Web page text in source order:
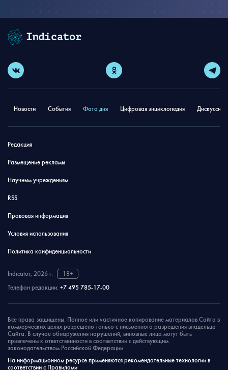
Новости События Фото дня Цифровая энциклопедия
Редакция
Размещение рекламы
Научным учреждениям
RSS
Правовая информация
Условия использования
Политика конфиденциальности
Indicator, 2026 г.
18+
Телефон редакции: +7 495 785-17-00
Все права защищены. Полное или частичное копирование материалов Сайта в
коммерческих целях разрешено только с письменного разрешения владельца
Сайта. В случае обнаружения нарушений, виновные лица могут быть
привлечены к ответственности в соответствии с действующим
законодательством Российской Федерации.
На информационном ресурсе применяются рекомендательные технологии в
соответствии с Правилами